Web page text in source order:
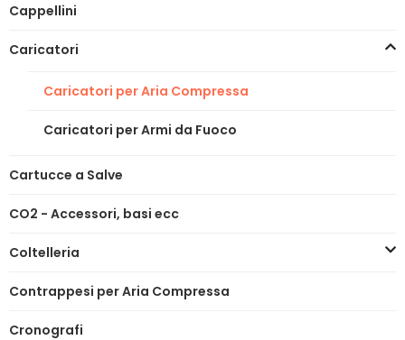
Cappellini
Caricatori
Caricatori per Aria Compressa
Caricatori per Armi da Fuoco
Cartucce a Salve
CO2 - Accessori, basi ecc
Coltelleria
Contrappesi per Aria Compressa
Cronografi